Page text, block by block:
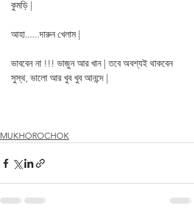
কুমড়ি |
আহা......দারুন খেলাম |
ভাববেন না !!! ভাজুন আর খান | তবে অবশ্যই থাকবেন
সুস্থ, ভালো আর খুব খুব আনন্দে |
MUKHOROCHOK